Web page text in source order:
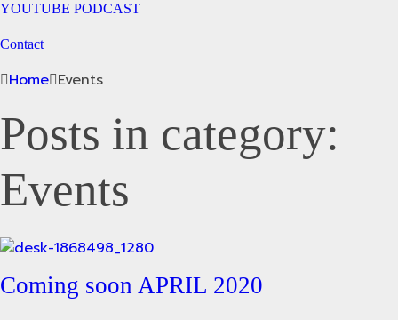
YOUTUBE PODCAST
Contact
Home Events
Posts in category:
Events
Coming soon APRIL 2020